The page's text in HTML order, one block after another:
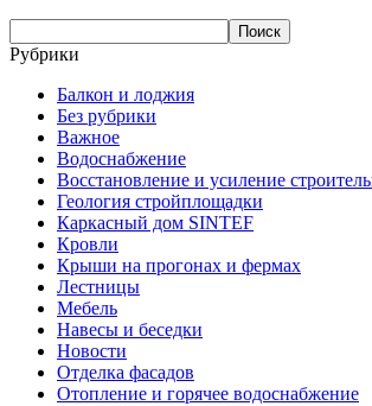
Рубрики
Балкон и лоджия
Без рубрики
Важное
Водоснабжение
Восстановление и усиление
Геология стройплощадки
Каркасный дом SINTEF
Кровли
Крыши на прогонах и фермах
Лестницы
Мебель
Навесы и беседки
Новости
Отделка фасадов
Отопление и горячее водоснабжение